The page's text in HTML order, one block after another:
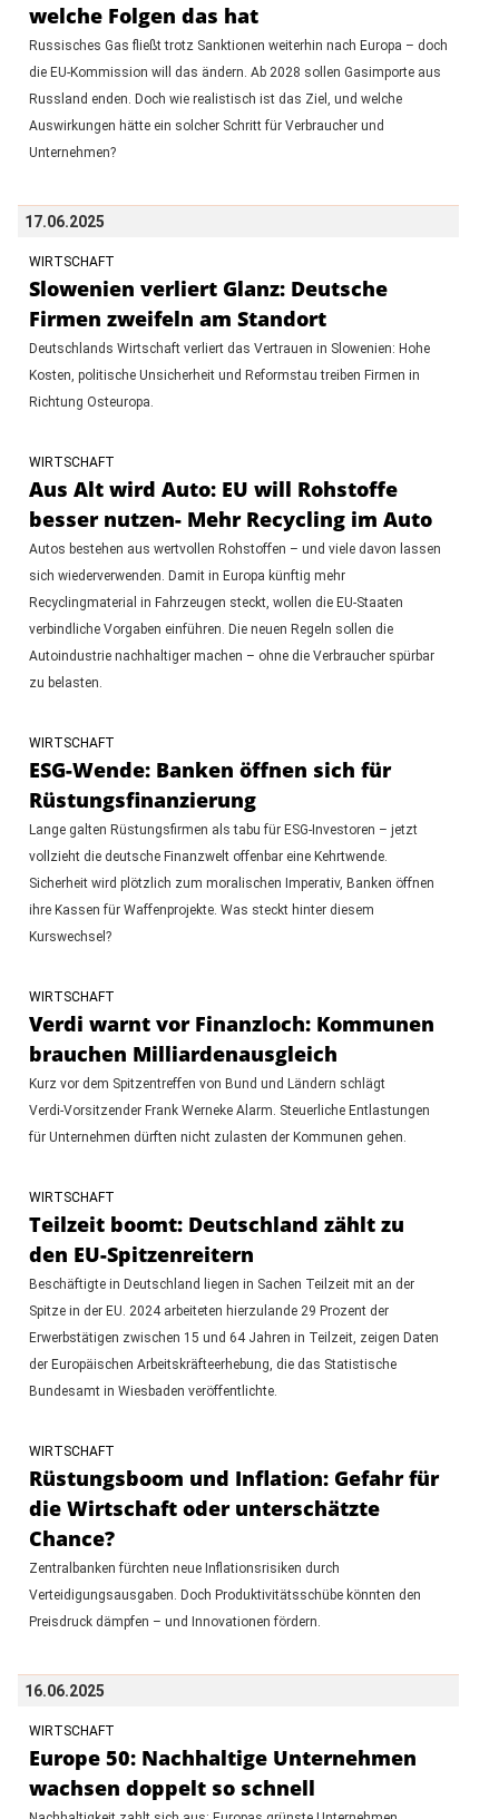
welche Folgen das hat
Russisches Gas fließt trotz Sanktionen weiterhin nach Europa – doch
die EU-Kommission will das ändern. Ab 2028 sollen Gasimporte aus
Russland enden. Doch wie realistisch ist das Ziel, und welche
Auswirkungen hätte ein solcher Schritt für Verbraucher und
Unternehmen?
17.06.2025
WIRTSCHAFT
Slowenien verliert Glanz: Deutsche
Firmen zweifeln am Standort
Deutschlands Wirtschaft verliert das Vertrauen in Slowenien: Hohe
Kosten, politische Unsicherheit und Reformstau treiben Firmen in
Richtung Osteuropa.
WIRTSCHAFT
Aus Alt wird Auto: EU will Rohstoffe
besser nutzen- Mehr Recycling im Auto
Autos bestehen aus wertvollen Rohstoffen – und viele davon lassen
sich wiederverwenden. Damit in Europa künftig mehr
Recyclingmaterial in Fahrzeugen steckt, wollen die EU-Staaten
verbindliche Vorgaben einführen. Die neuen Regeln sollen die
Autoindustrie nachhaltiger machen – ohne die Verbraucher spürbar
zu belasten.
WIRTSCHAFT
ESG-Wende: Banken öffnen sich für
Rüstungsfinanzierung
Lange galten Rüstungsfirmen als tabu für ESG-Investoren – jetzt
vollzieht die deutsche Finanzwelt offenbar eine Kehrtwende.
Sicherheit wird plötzlich zum moralischen Imperativ, Banken öffnen
ihre Kassen für Waffenprojekte. Was steckt hinter diesem
Kurswechsel?
WIRTSCHAFT
Verdi warnt vor Finanzloch: Kommunen
brauchen Milliardenausgleich
Kurz vor dem Spitzentreffen von Bund und Ländern schlägt
Verdi‑Vorsitzender Frank Werneke Alarm. Steuerliche Entlastungen
für Unternehmen dürften nicht zulasten der Kommunen gehen.
WIRTSCHAFT
Teilzeit boomt: Deutschland zählt zu
den EU-Spitzenreitern
Beschäftigte in Deutschland liegen in Sachen Teilzeit mit an der
Spitze in der EU. 2024 arbeiteten hierzulande 29 Prozent der
Erwerbstätigen zwischen 15 und 64 Jahren in Teilzeit, zeigen Daten
der Europäischen Arbeitskräfteerhebung, die das Statistische
Bundesamt in Wiesbaden veröffentlichte.
WIRTSCHAFT
Rüstungsboom und Inflation: Gefahr für
die Wirtschaft oder unterschätzte
Chance?
Zentralbanken fürchten neue Inflationsrisiken durch
Verteidigungsausgaben. Doch Produktivitätsschübe könnten den
Preisdruck dämpfen – und Innovationen fördern.
16.06.2025
WIRTSCHAFT
Europe 50: Nachhaltige Unternehmen
wachsen doppelt so schnell